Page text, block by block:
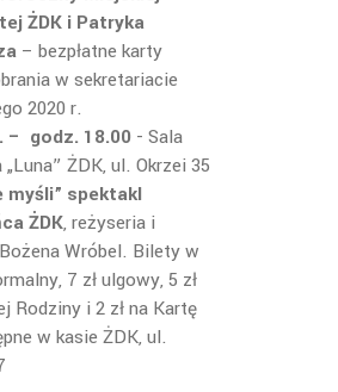
ŻDK i Patryka
– bezpłatne karty
w sekretariacie
2020 r.
– godz. 18.00 - Sala
ŻDK, ul. Okrzei 35
myśli” spektakl
ŻDK, reżyseria i
Wróbel. Bilety w
7 zł ulgowy, 5 zł
Rodziny i 2 zł na Kartę
w kasie ŻDK, ul.